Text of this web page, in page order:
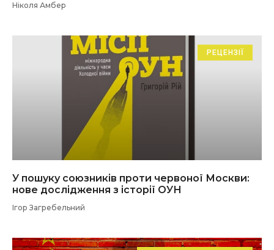
Ніколя Амбер
РЕЦЕНЗІЇ
У пошуку союзників проти червоної Москви:
нове дослідження з історії ОУН
Ігор Загребельний